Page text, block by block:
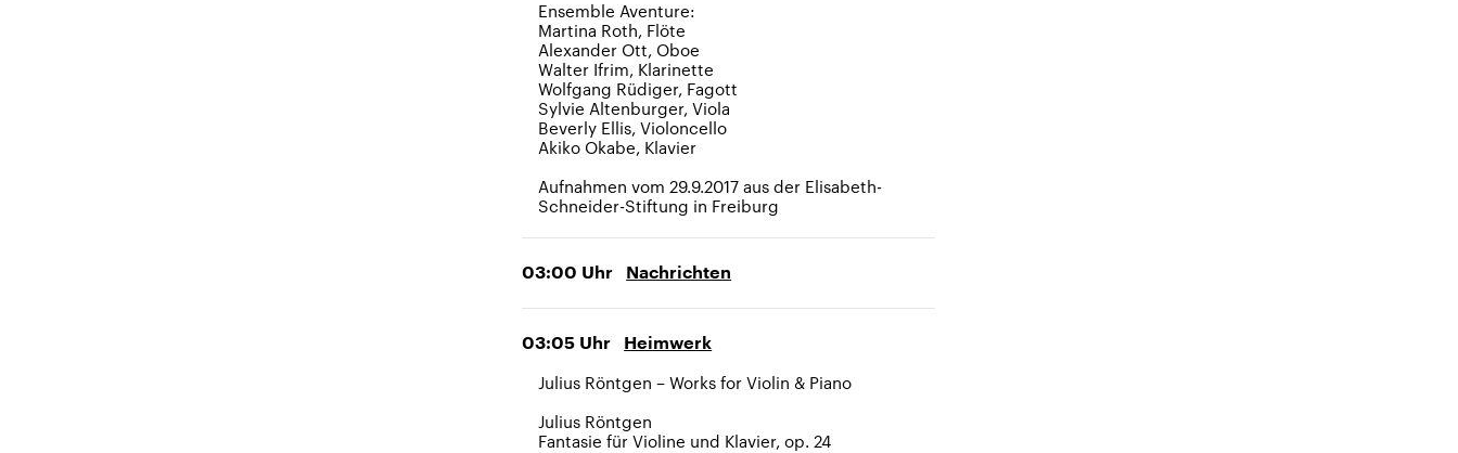
Ensemble Aventure:
Martina Roth, Flöte
Alexander Ott, Oboe
Walter Ifrim, Klarinette
Wolfgang Rüdiger, Fagott
Sylvie Altenburger, Viola
Beverly Ellis, Violoncello
Akiko Okabe, Klavier
Aufnahmen vom 29.9.2017 aus der Elisabeth-
Schneider-Stiftung in Freiburg
03:00 Uhr Nachrichten
03:05 Uhr Heimwerk
Julius Röntgen – Works for Violin & Piano
Julius Röntgen
Fantasie für Violine und Klavier, op. 24